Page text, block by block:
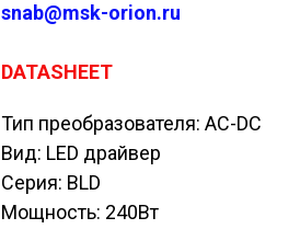
snab@msk-orion.ru
DATASHEET
Тип преобразователя: AC-DC
Вид: LED драйвер
Серия: BLD
Мощность: 240Вт